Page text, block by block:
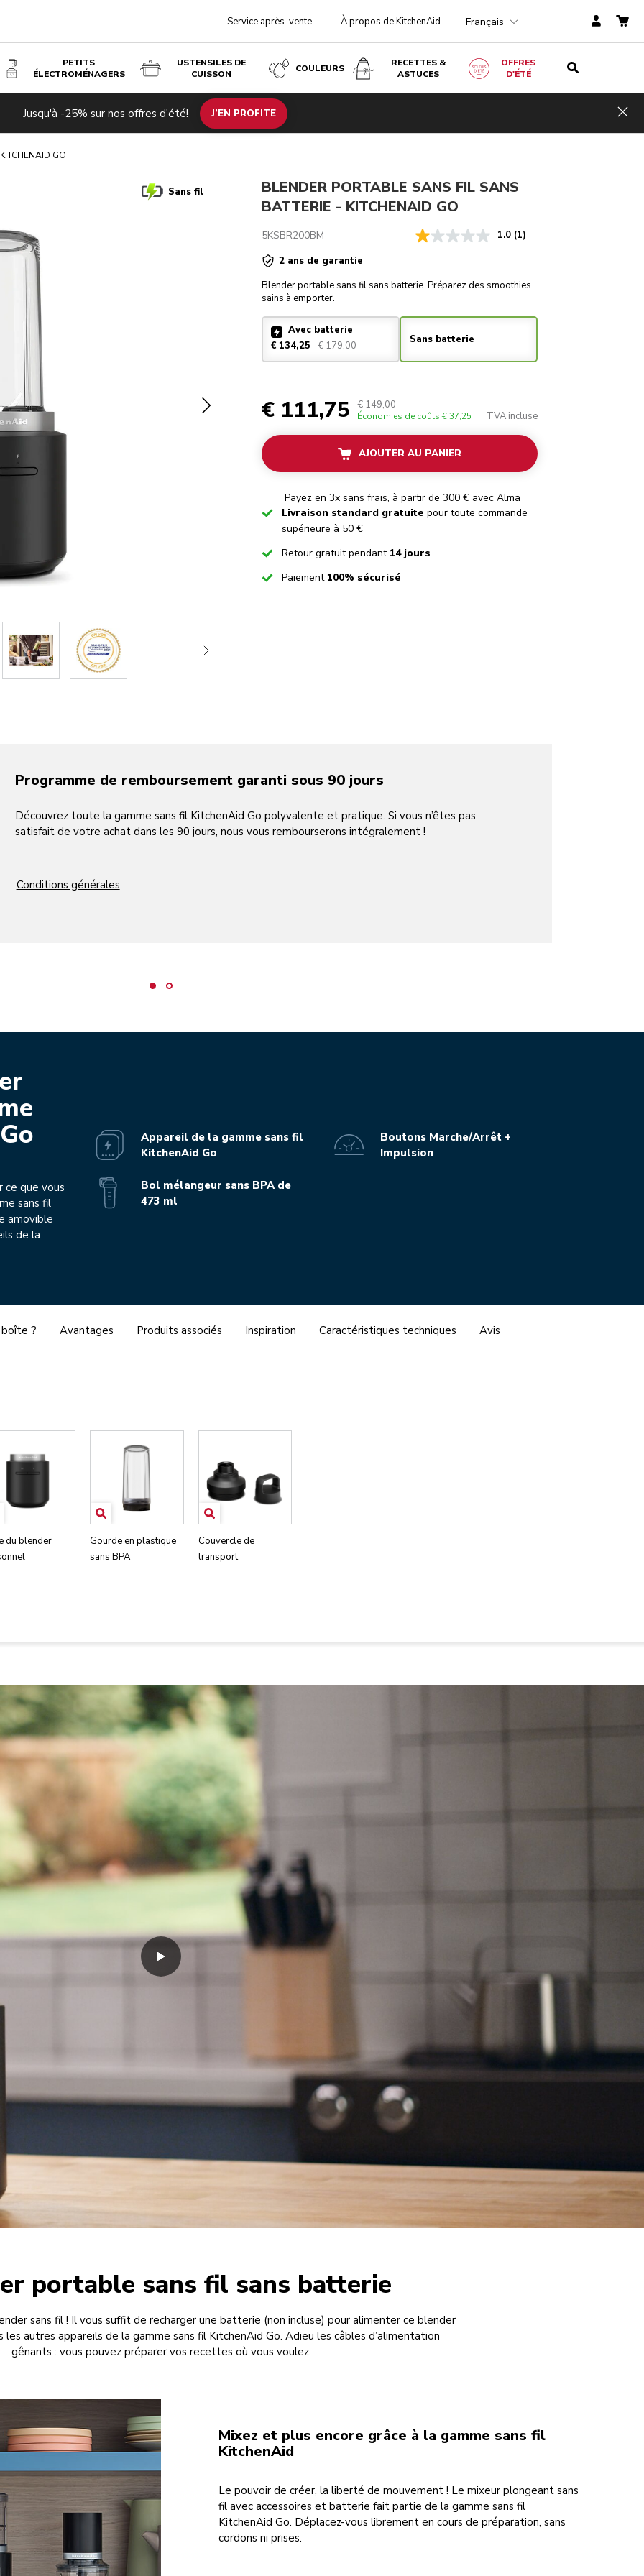
Service après-vente À propos de KitchenAid Français
PETITS
ÉLECTROMÉNAGERS
USTENSILES DE
CUISSON
COULEURS
RECETTES &
ASTUCES
OFFRES
D'ÉTÉ
Jusqu'à -25% sur nos offres d'été! J’EN PROFITE
GO
associés
Inspiration Caractéristiques techniques
Sans fil
BLENDER PORTABLE SANS FIL SANS
BATTERIE - KITCHENAID GO
5KSBR200BM 1.0 (1)
2 ans de garantie
Blender portable sans fil sans batterie. Préparez des smoothies
sains à emporter.
Avec batterie
€ 134,25
€ 179,00 Sans batterie
€ 111,75 € 149,00
Économies de coûts € 37,25 TVA incluse
AJOUTER AU PANIER
Payez en 3x sans frais, à partir de 300 € avec Alma
CheckedLivraison standard gratuite pour toute commande
supérieure à 50 €
CheckedRetour gratuit pendant 14 jours
CheckedPaiement 100% sécurisé
La gamme sans fil KitchenAid Go remporte le prix d’or au Grand Prix de l’Innovation 2024 de la
ce que vous
sans fil
amovible
de la
Appareil de la gamme sans fil
KitchenAid Go
Bol mélangeur sans BPA de
473 ml
Boutons Marche/Arrêt +
Impulsion
boîte ? Avantages Produits associés Inspiration Caractéristiques techniques Avis
du blender
Gourde en plastique
sans BPA
Couvercle de
transport
portable sans fil sans batterie
sans fil ! Il vous suffit de recharger une batterie (non incluse) pour alimenter ce blender
les autres appareils de la gamme sans fil KitchenAid Go. Adieu les câbles d’alimentation
gênants : vous pouvez préparer vos recettes où vous voulez.
Mixez et plus encore grâce à la gamme sans fil
KitchenAid
Le pouvoir de créer, la liberté de mouvement ! Le mixeur plongeant sans
fil avec accessoires et batterie fait partie de la gamme sans fil
KitchenAid Go. Déplacez-vous librement en cours de préparation, sans
cordons ni prises.